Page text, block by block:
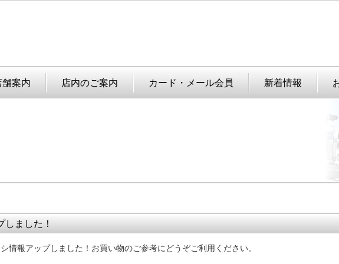
舗案内 店内のご案内 カード・メール会員 新着情報
しました！
情報アップしました！ お買い物のご参考にどうぞご利用ください。